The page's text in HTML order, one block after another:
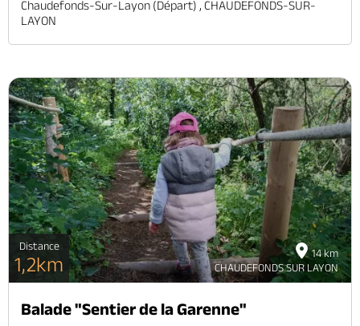
Chaudefonds-Sur-Layon (départ) , CHAUDEFONDS-SUR-
LAYON
14 km
CHAUDEFONDS SUR LAYON
Distance
1,2km
Balade "Sentier de la Garenne"